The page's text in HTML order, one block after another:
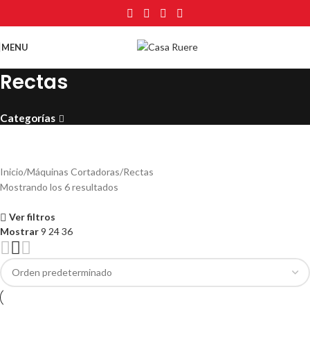
MENU
Rectas
Categorías
Inicio Máquinas Cortadoras Rectas
Mostrando los 6 resultados
Ver filtros
Mostrar9 2436